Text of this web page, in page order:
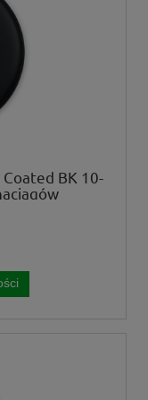
BK 10-